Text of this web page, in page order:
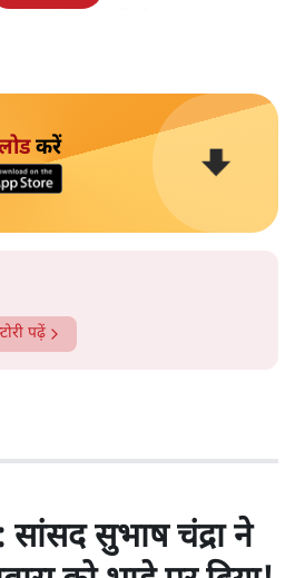
मौत हो चुकी है।
करें
पढ़ें
सुभाष चंद्रा ने